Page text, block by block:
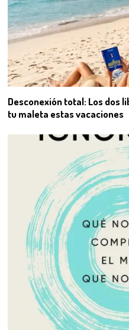
Desconexión total: Los dos
tu maleta estas vacaciones